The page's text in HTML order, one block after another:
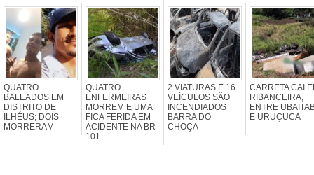
QUATRO
BALEADOS EM
DISTRITO DE
ILHÉUS; DOIS
MORRERAM
QUATRO
ENFERMEIRAS
MORREM E UMA
FICA FERIDA EM
ACIDENTE NA BR-
101
2 VIATURAS E 16
VEÍCULOS SÃO
INCENDIADOS
BARRA DO
CHOÇA
CARRETA CAI
RIBANCEIRA,
ENTRE
E URUÇUCA